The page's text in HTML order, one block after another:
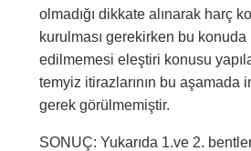
olmadığı dikkate alınarak harç
kurulması gerekirken bu
edilmemesi eleştiri konusu
temyiz itirazlarının bu aşamada
gerek görülmemiştir.
SONUÇ: Yukarıda 1.ve 2.